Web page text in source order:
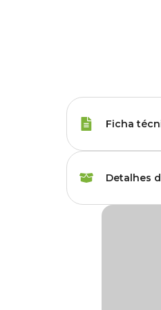
Ficha
Peso da
Detalhes